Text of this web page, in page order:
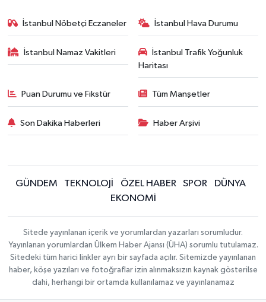
İstanbul Nöbetçi Eczaneler İstanbul Hava Durumu
İstanbul Namaz Vakitleri
İstanbul Trafik Yoğunluk
Haritası
Puan Durumu ve Fikstür Tüm Manşetler
Son Dakika Haberleri Haber Arşivi
GÜNDEM TEKNOLOJİ ÖZEL HABER SPOR
DÜNYA
EKONOMİ
Sitede yayınlanan içerik ve yorumlardan yazarları sorumludur.
Yayınlanan yorumlardan Ülkem Haber Ajansı (ÜHA) sorumlu tutulamaz.
Sitedeki tüm harici linkler ayrı bir sayfada açılır. Sitemizde yayınlanan
haber, köşe yazıları ve fotoğraflar izin alınmaksızın kaynak gösterilse
dahi, herhangi bir ortamda kullanılamaz ve yayınlanamaz